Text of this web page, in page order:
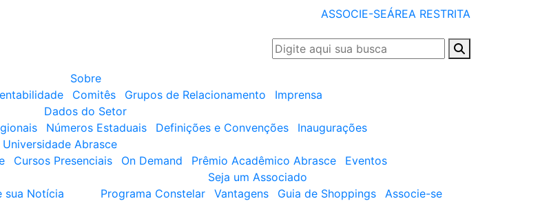
ASSOCIE-SEÁREA RESTRITA
Sobre
Comitês Grupos de Relacionamento
Imprensa
Dados do Setor
Números Estaduais Definições e Convenções
Inaugurações
Universidade Abrasce
Cursos Presenciais On Demand Prêmio Acadêmico Abrasce
Eventos
sua Notícia
Seja um Associado
Programa Constelar
Vantagens Guia de Shoppings
Associe-se